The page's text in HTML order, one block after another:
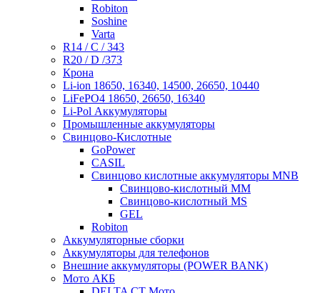
Robiton
Soshine
Varta
R14 / C / 343
R20 / D /373
Крона
Li-ion 18650, 16340, 14500, 26650, 10440
LiFePO4 18650, 26650, 16340
Li-Pol Аккумуляторы
Промышленные аккумуляторы
Свинцово-Кислотные
GoPower
CASIL
Свинцово кислотные аккумуляторы MNB
Cвинцово-кислотный MM
Cвинцово-кислотный MS
GEL
Robiton
Аккумуляторные сборки
Аккумуляторы для телефонов
Внешние аккумуляторы (POWER BANK)
Мото АКБ